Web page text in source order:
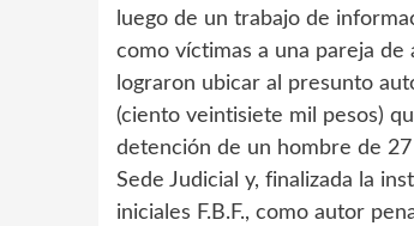
luego de un trabajo de
como víctimas a una pareja
lograron ubicar al presunto
(ciento veintisiete mil pesos)
detención de un hombre de
Sede Judicial y, finalizada la
iniciales F.B.F., como autor